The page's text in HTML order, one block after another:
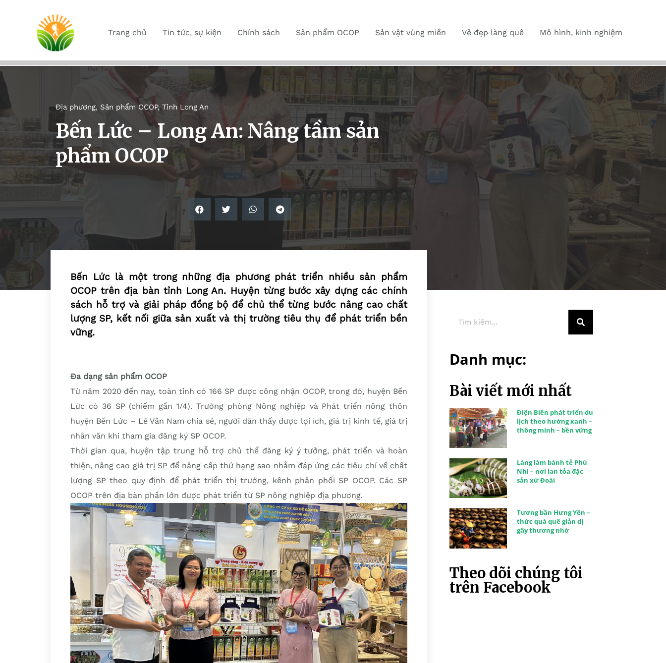
Trang chủ Tin tức, sự kiện Chính sách Sản phẩm OCOP Sản vật vùng miền Vẻ đẹp làng quê Mô hình, kinh nghiệm
Địa phương, Sản phẩm OCOP,Tỉnh Long An
Bến Lức – Long An: Nâng tầm sản
phẩm OCOP
Bến Lức là một trong những địa phương phát triển nhiều sản phẩm
OCOP trên địa bàn tỉnh Long An. Huyện từng bước xây dựng các chính
sách hỗ trợ và giải pháp đồng bộ để chủ thể từng bước nâng cao chất
lượng SP, kết nối giữa sản xuất và thị trường tiêu thụ để phát triển bền
vững.
Đa dạng sản phẩm OCOP
Từ năm 2020 đến nay, toàn tỉnh có 166 SP được công nhận OCOP, trong đó, huyện Bến
Lức có 36 SP (chiếm gần 1/4). Trưởng phòng Nông nghiệp và Phát triển nông thôn
huyện Bến Lức – Lê Văn Nam chia sẻ, người dân thấy được lợi ích, giá trị kinh tế, giá trị
nhân văn khi tham gia đăng ký SP OCOP.
Thời gian qua, huyện tập trung hỗ trợ chủ thể đăng ký ý tưởng, phát triển và hoàn
thiện, nâng cao giá trị SP để nâng cấp thứ hạng sao nhằm đáp ứng các tiêu chí về chất
lượng SP theo quy định để phát triển thị trường, kênh phân phối SP OCOP. Các SP
OCOP trên địa bàn phần lớn được phát triển từ SP nông nghiệp địa phương.
Danh mục:
Bài viết mới nhất
Điện Biên phát triển du
lịch theo hướng xanh –
thông minh – bền vững
Làng làm bánh tẻ Phú
Nhi – nơi lan tỏa đặc
sản xứ Đoài
Tương bần Hưng Yên –
thức quà quê giản dị
gây thương nhớ
Theo dõi chúng tôi
trên Facebook